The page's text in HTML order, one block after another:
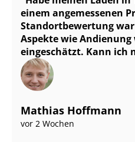
einem angemessenen
Stand­ort­be­wer­tung
Aspekte wie
eingeschätzt. Kann ich
Mathias Hoffmann
vor 2 Wochen